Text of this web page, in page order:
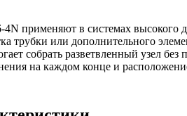
применяют в системах высокого
трубки или дополнительного
собрать разветвленный узел
на каждом конце и